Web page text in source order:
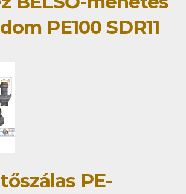
PE100 SDR11
PE-